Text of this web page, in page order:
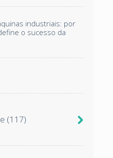
industriais: por
o sucesso da
(117)